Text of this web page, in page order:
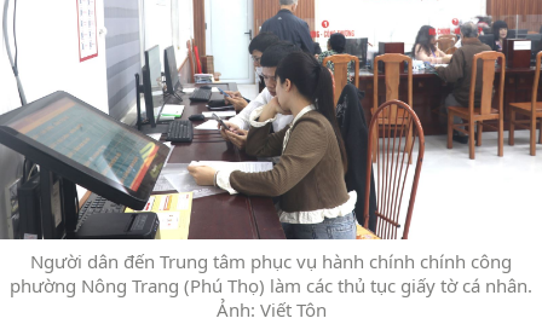
Người dân đến Trung tâm phục vụ hành chính chính công
phường Nông Trang (Phú Thọ) làm các thủ tục giấy tờ cá nhân.
Ảnh: Viết Tôn